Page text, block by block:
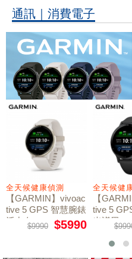
通訊｜消費電子
全天候健康偵測
【GARMIN】vivoac
tive 5 GPS 智慧腕錶
活力白
$9990 $5990
全天候健
【
tive 5
光譜黑